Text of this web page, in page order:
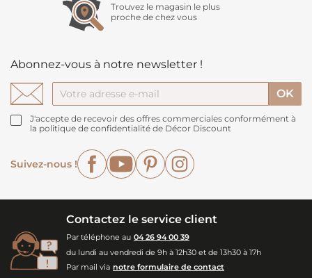
Trouvez le magasin le plus
proche de chez vous
Abonnez-vous à notre newsletter !
J'accepte de recevoir des offres commerciales conformément à
la politique de confidentialité de Décor Discount
Suivez-nous !
FacebookYouTubePinterest
Contactez le service client
Par téléphone au 04 26 94 00 39
du lundi au vendredi de 9h à 12h30 et de 13h30 à 17h
Par mail via notre formulaire de contact